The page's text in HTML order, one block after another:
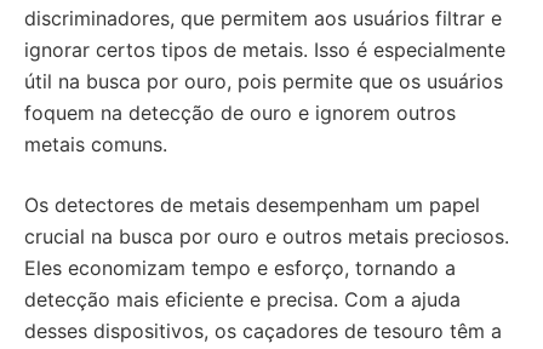
discriminadores, que permitem aos usuários filtrar e
ignorar certos tipos de metais. Isso é especialmente
útil na busca por ouro, pois permite que os usuários
foquem na detecção de ouro e ignorem outros
metais comuns.
Os detectores de metais desempenham um papel
crucial na busca por ouro e outros metais preciosos.
Eles economizam tempo e esforço, tornando a
detecção mais eficiente e precisa. Com a ajuda
desses dispositivos, os caçadores de tesouro têm a